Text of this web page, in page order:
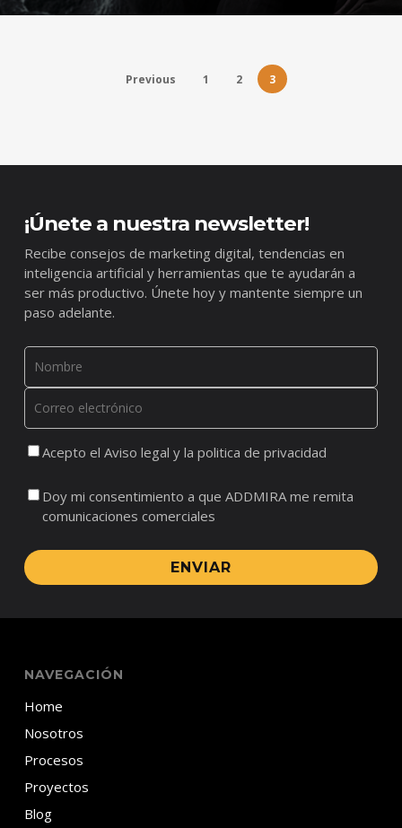
Previous 1 2 3
¡Únete a nuestra newsletter!
Recibe consejos de marketing digital, tendencias en
inteligencia artificial y herramientas que te ayudarán a
ser más productivo. Únete hoy y mantente siempre un
paso adelante.
Acepto el Aviso legal y la politica de privacidad
Doy mi consentimiento a que ADDMIRA me remita
comunicaciones comerciales
ENVIAR
NAVEGACIÓN
Home
Nosotros
Procesos
Proyectos
Blog